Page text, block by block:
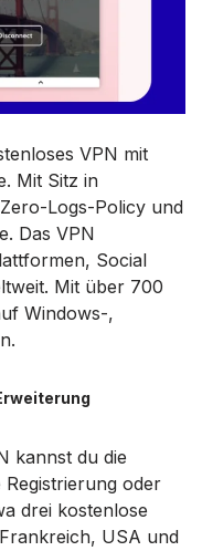
VPN mit
Mit Sitz in
Logs-Policy und
Das VPN
Social
Mit über 700
Windows-,
kannst du die
oder
drei kostenlose
USA und